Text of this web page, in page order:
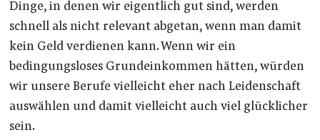
Dinge, in denen wir eigentlich gut sind, werden
schnell als nicht relevant abgetan, wenn man damit
kein Geld verdienen kann. Wenn wir ein
bedingungsloses Grundeinkommen hätten, würden
wir unsere Berufe vielleicht eher nach Leidenschaft
auswählen und damit vielleicht auch viel glücklicher
sein.